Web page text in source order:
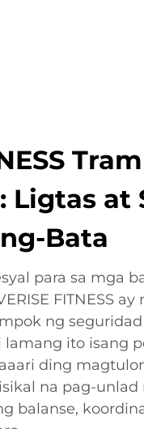
Ligtas at
Bata
para sa mga
FITNESS
ng
ito isang
ding
na pag-unlad
balanse,